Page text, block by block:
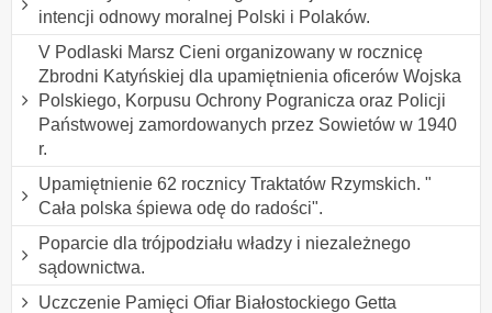
intencji odnowy moralnej Polski i Polaków.
V Podlaski Marsz Cieni organizowany w rocznicę
Zbrodni Katyńskiej dla upamiętnienia oficerów Wojska
Polskiego, Korpusu Ochrony Pogranicza oraz Policji
Państwowej zamordowanych przez Sowietów w 1940
r.
Upamiętnienie 62 rocznicy Traktatów Rzymskich. "
Cała polska śpiewa odę do radości".
Poparcie dla trójpodziału władzy i niezależnego
sądownictwa.
Uczczenie Pamięci Ofiar Białostockiego Getta